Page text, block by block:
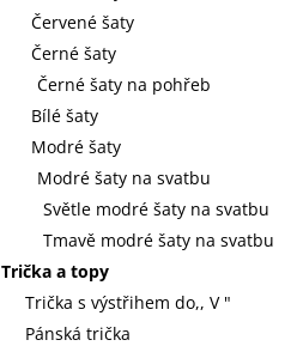
Červené šaty
Černé šaty
Černé šaty na pohřeb
Bílé šaty
Modré šaty
Modré šaty na svatbu
Světle modré šaty na svatbu
Tmavě modré šaty na svatbu
Trička a topy
Trička s výstřihem do,, V "
Pánská trička